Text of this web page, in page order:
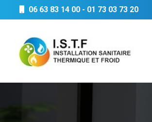
principal
06 63 83 14 00- 01 73 03 73 20